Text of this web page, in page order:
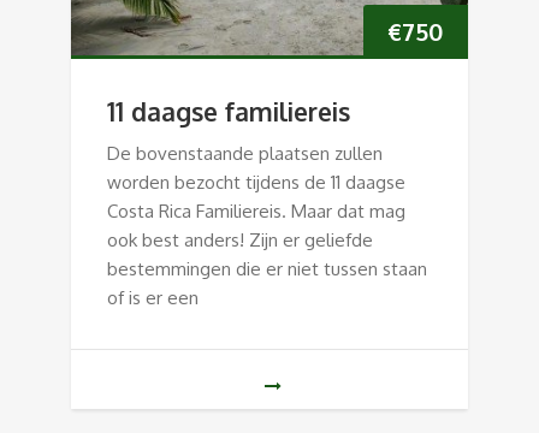
€750
11 daagse familiereis
De bovenstaande plaatsen zullen
worden bezocht tijdens de 11 daagse
Costa Rica Familiereis. Maar dat mag
ook best anders! Zijn er geliefde
bestemmingen die er niet tussen staan
of is er een